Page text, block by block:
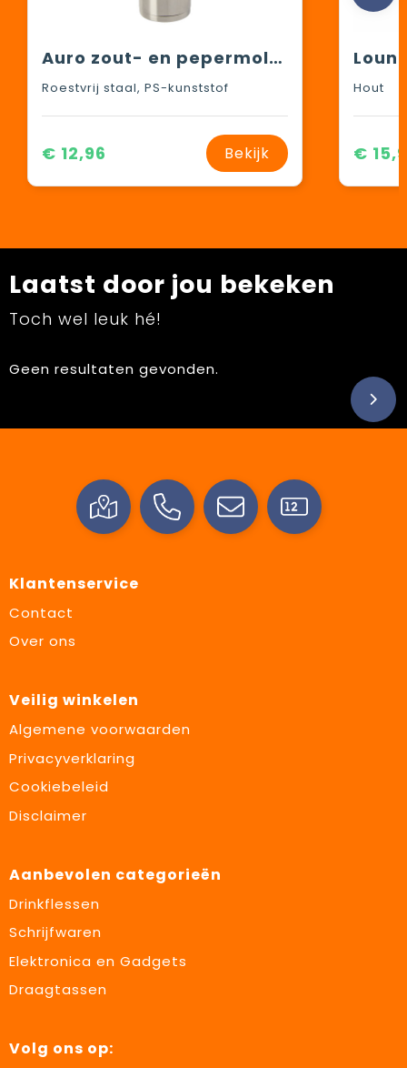
Auro zout- en pepermolen
Roestvrij staal, PS-kunststof
€ 12,96 Bekijk
Hout
€
Laatst door jou bekeken
Toch wel leuk hé!
Geen resultaten gevonden.
Klantenservice
Contact
Over ons
Veilig winkelen
Algemene voorwaarden
Privacyverklaring
Cookiebeleid
Disclaimer
Aanbevolen categorieën
Drinkflessen
Schrijfwaren
Elektronica en Gadgets
Draagtassen
Volg ons op: